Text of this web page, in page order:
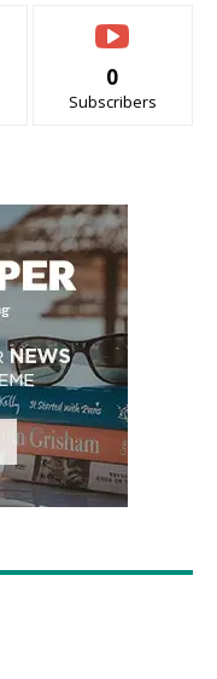
0
Subscribers